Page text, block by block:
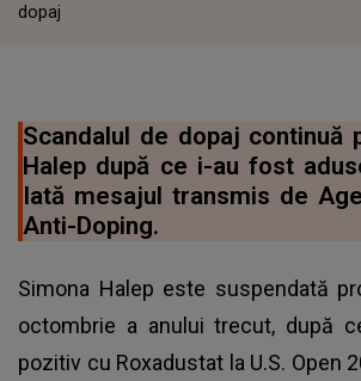
dopaj
Scandalul de dopaj continuă
Halep după ce i-au fost
Iată mesajul transmis de
Anti-Doping.
Simona Halep este suspendată
octombrie a anului trecut, după
pozitiv cu Roxadustat la U.S. Open